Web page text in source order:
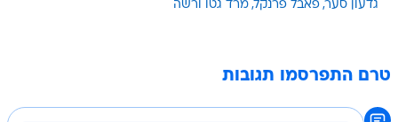
גדעון סער פאבל פרנקל מרד גטו ורשה
טרם התפרסמו תגובות